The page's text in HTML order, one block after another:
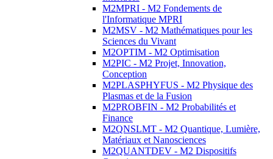
M2MPRI - M2 Fondements de
l'Informatique MPRI
M2MSV - M2 Mathématiques pour les
Sciences du Vivant
M2OPTIM - M2 Optimisation
M2PIC - M2 Projet, Innovation,
Conception
M2PLASPHYFUS - M2 Physique des
Plasmas et de la Fusion
M2PROBFIN - M2 Probabilités et
Finance
M2QNSLMT - M2 Quantique, Lumière,
Matériaux et Nanosciences
M2QUANTDEV - M2 Dispositifs